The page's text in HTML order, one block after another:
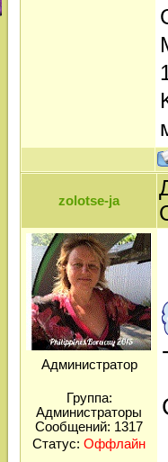
zolotse-ja
Администратор
Группа:
Администраторы
Сообщений: 1317
Статус: Оффлайн